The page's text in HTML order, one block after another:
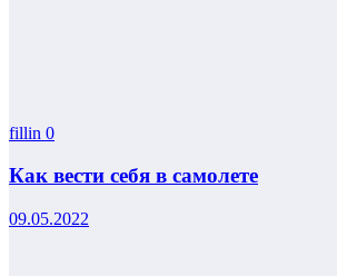
fillin 0
Как вести себя в самолете
09.05.2022